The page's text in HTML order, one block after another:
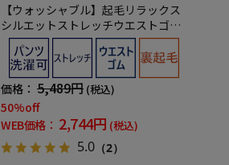
【ウォッシャブル】起毛リラックス
シルエットストレッチウエストゴム
無地カジュアルパンツWALKPLUS秋
冬
価格： 5,489円 (税込)
50%off
WEB価格： 2,744円 (税込)
5.0 （2）